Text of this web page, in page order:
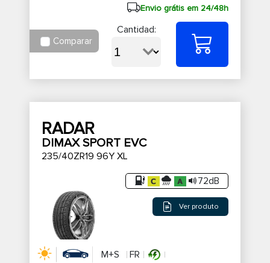
Envio grátis em 24/48h
Comparar
Cantidad:
RADAR
DIMAX SPORT EVC
235/40ZR19 96Y XL
72dB
Ver produto
M+S FR